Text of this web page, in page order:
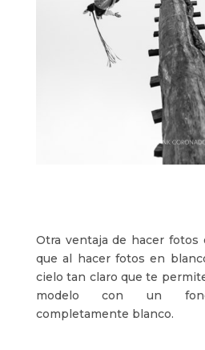
Otra ventaja de hacer fotos
que al hacer fotos en
cielo tan claro que te
modelo con un
completamente blanco.